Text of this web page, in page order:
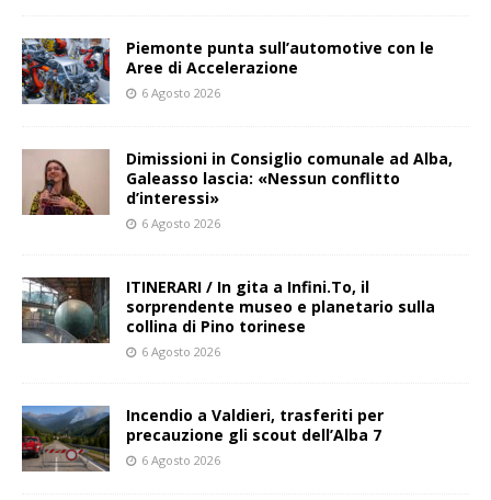
Piemonte punta sull’automotive con le
Aree di Accelerazione
6 Agosto 2026
Dimissioni in Consiglio comunale ad Alba,
Galeasso lascia: «Nessun conflitto
d’interessi»
6 Agosto 2026
ITINERARI / In gita a Infini.To, il
sorprendente museo e planetario sulla
collina di Pino torinese
6 Agosto 2026
Incendio a Valdieri, trasferiti per
precauzione gli scout dell’Alba 7
6 Agosto 2026